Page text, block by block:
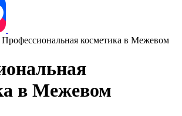
Профессиональная косметика в Межевом
в Межевом